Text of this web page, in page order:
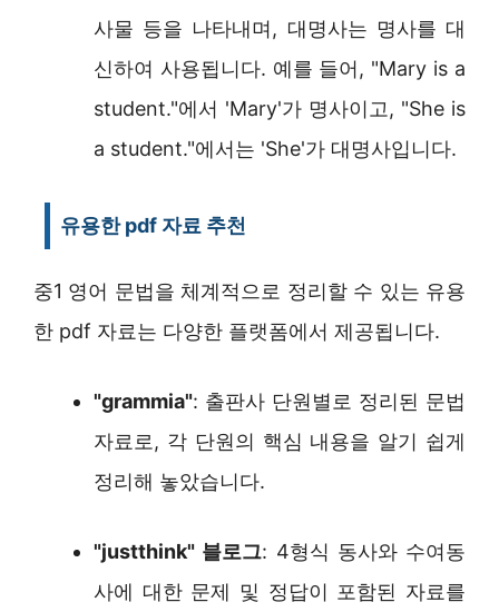
사물 등을 나타내며, 대명사는 명사를 대
신하여 사용됩니다. 예를 들어, "Mary is a
student."에서 'Mary'가 명사이고, "She is
a student."에서는 'She'가 대명사입니다.
유용한 pdf 자료 추천
중1 영어 문법을 체계적으로 정리할 수 있는 유용
한 pdf 자료는 다양한 플랫폼에서 제공됩니다.
"grammia": 출판사 단원별로 정리된 문법
자료로, 각 단원의 핵심 내용을 알기 쉽게
정리해 놓았습니다.
"justthink" 블로그: 4형식 동사와 수여동
사에 대한 문제 및 정답이 포함된 자료를